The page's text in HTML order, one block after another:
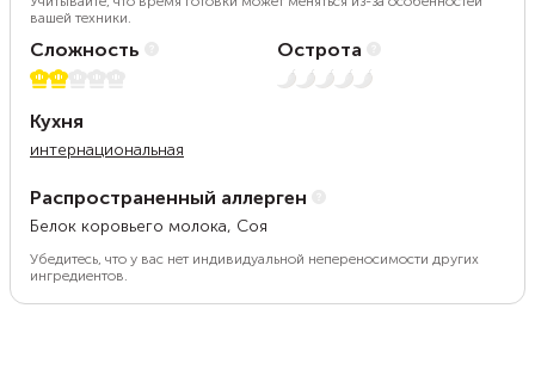
вашей техники.
Сложность
2 из 5
Острота
Нет остроты
Кухня
интернациональная
Распространенный аллерген
Белок коровьего молока, Соя
Убедитесь, что у вас нет индивидуальной непереносимости других
ингредиентов.